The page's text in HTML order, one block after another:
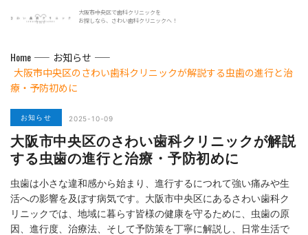
大阪市中央区で歯科クリニックを
お探しなら、さわい歯科クリニックへ！
Home
お知らせ
大阪市中央区のさわい歯科クリニックが解説する虫歯の進行と治
療・予防初めに
お知らせ 2025-10-09
大阪市中央区のさわい歯科クリニックが解説
する虫歯の進行と治療・予防初めに
虫歯は小さな違和感から始まり、進行するにつれて強い痛みや生
活への影響を及ぼす病気です。大阪市中央区にあるさわい歯科ク
リニックでは、地域に暮らす皆様の健康を守るために、虫歯の原
因、進行度、治療法、そして予防策を丁寧に解説し、日常生活で